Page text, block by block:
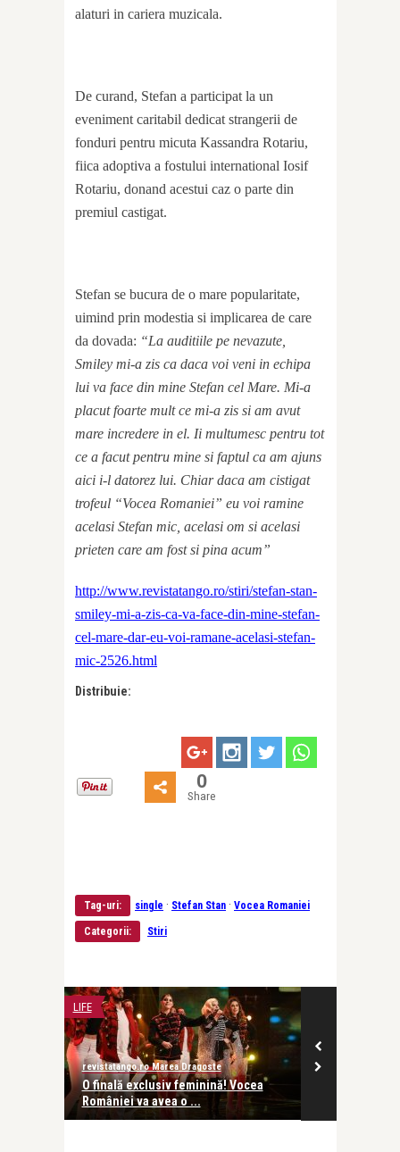
alaturi in cariera muzicala.
De curand, Stefan a participat la un
eveniment caritabil dedicat strangerii de
fonduri pentru micuta Kassandra Rotariu,
fiica adoptiva a fostului international Iosif
Rotariu, donand acestui caz o parte din
premiul castigat.
Stefan se bucura de o mare popularitate,
uimind prin modestia si implicarea de care
da dovada: “La auditiile pe nevazute,
Smiley mi-a zis ca daca voi veni in echipa
lui va face din mine Stefan cel Mare. Mi-a
placut foarte mult ce mi-a zis si am avut
mare incredere in el. Ii multumesc pentru tot
ce a facut pentru mine si faptul ca am ajuns
aici i-l datorez lui. Chiar daca am cistigat
trofeul “Vocea Romaniei” eu voi ramine
acelasi Stefan mic, acelasi om si acelasi
prieten care am fost si pina acum”
http://www.revistatango.ro/stiri/stefan-stan-
smiley-mi-a-zis-ca-va-face-din-mine-stefan-
cel-mare-dar-eu-voi-ramane-acelasi-stefan-
mic-2526.html
Distribuie:
0
Share
Tag-uri: single · Stefan Stan · Vocea Romaniei
Categorii: Stiri
LIFE
revistatango.ro Marea Dragoste
O finală exclusiv feminină! Vocea
României va avea o ...